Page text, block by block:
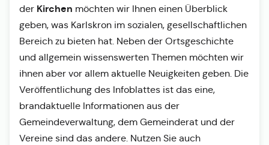
der Kirchen möchten wir Ihnen einen Überblick
geben, was Karlskron im sozialen, gesellschaftlichen
Bereich zu bieten hat. Neben der Ortsgeschichte
und allgemein wissenswerten Themen möchten wir
ihnen aber vor allem aktuelle Neuigkeiten geben. Die
Veröffentlichung des Infoblattes ist das eine,
brandaktuelle Informationen aus der
Gemeindeverwaltung, dem Gemeinderat und der
Vereine sind das andere. Nutzen Sie auch